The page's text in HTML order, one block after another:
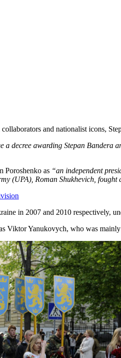
and nationalist icons,
a decree awarding Stepan Bandera
Poroshenko as “an independent
(UPA), Roman Shukhevich, fought
in 2007 and 2010 respectively,
Viktor Yanukovych, who was